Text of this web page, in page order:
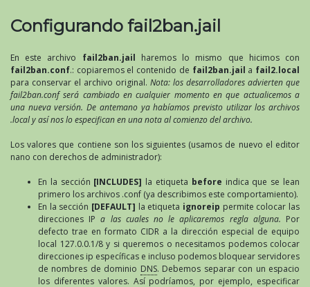
Configurando fail2ban.jail
En este archivo fail2ban.jail haremos lo mismo que hicimos con
fail2ban.conf.: copiaremos el contenido de fail2ban.jail a fail2.local
para conservar el archivo original. Nota: los desarrolladores advierten que
fail2ban.conf será cambiado en cualquier momento en que actualicemos a
una nueva versión. De antemano ya habíamos previsto utilizar los archivos
.local y así nos lo especifican en una nota al comienzo del archivo.
Los valores que contiene son los siguientes (usamos de nuevo el editor
nano con derechos de administrador):
En la sección [INCLUDES] la etiqueta before indica que se lean
primero los archivos .conf (ya describimos este comportamiento).
En la sección [DEFAULT] la etiqueta ignoreip permite colocar las
direcciones IPa las cuales no le aplicaremos regla alguna. Por
defecto trae en formato CIDR a la dirección especial de equipo
local 127.0.0.1/8 y si queremos o necesitamos podemos colocar
direcciones ip específicas e incluso podemos bloquear servidores
de nombres de dominio DNS. Debemos separar con un espacio
los diferentes valores. Así podríamos, por ejemplo, especificar